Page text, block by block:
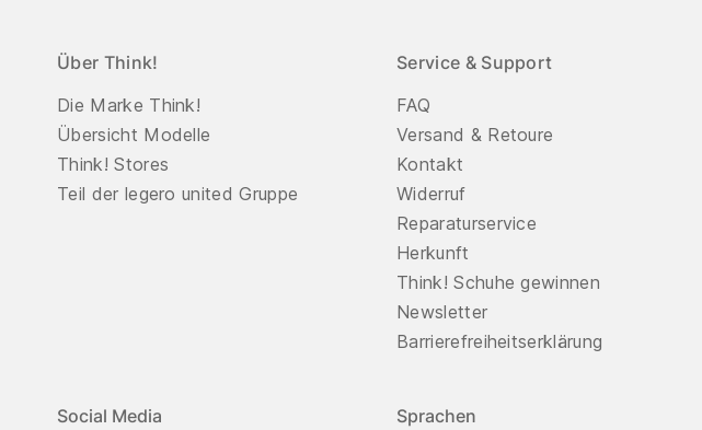
Über Think!
Die Marke Think!
Übersicht Modelle
Think! Stores
Teil der legero united Gruppe
Service & Support
FAQ
Versand & Retoure
Kontakt
Widerruf
Reparaturservice
Herkunft
Think! Schuhe gewinnen
Newsletter
Barrierefreiheitserklärung
Social Media Sprachen